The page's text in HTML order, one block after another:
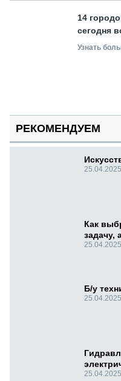
14
сегодня
Узнать
РЕКОМЕНДУЕМ
25.04.2025
Как
задачу,
25.04.2025
Б/у
25.04.2025
25.04.2025